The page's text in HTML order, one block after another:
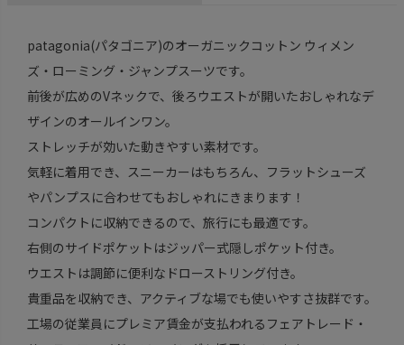
patagonia(パタゴニア)のオーガニックコットン ウィメン
ズ・ローミング・ジャンプスーツです。
前後が広めのVネックで、後ろウエストが開いたおしゃれなデ
ザインのオールインワン。
ストレッチが効いた動きやすい素材です。
気軽に着用でき、スニーカーはもちろん、フラットシューズ
やパンプスに合わせてもおしゃれにきまります！
コンパクトに収納できるので、旅行にも最適です。
右側のサイドポケットはジッパー式隠しポケット付き。
ウエストは調節に便利なドローストリング付き。
貴重品を収納でき、アクティブな場でも使いやすさ抜群です。
工場の従業員にプレミア賃金が支払われるフェアトレード・